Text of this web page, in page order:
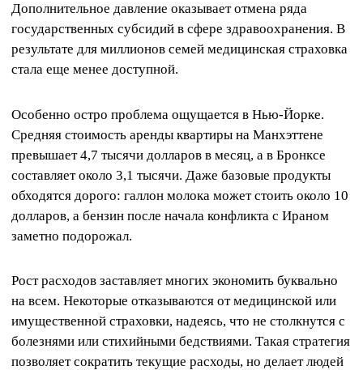
Дополнительное давление оказывает отмена ряда
государственных субсидий в сфере здравоохранения. В
результате для миллионов семей медицинская страховка
стала еще менее доступной.
Особенно остро проблема ощущается в Нью-Йорке.
Средняя стоимость аренды квартиры на Манхэттене
превышает 4,7 тысячи долларов в месяц, а в Бронксе
составляет около 3,1 тысячи. Даже базовые продукты
обходятся дорого: галлон молока может стоить около 10
долларов, а бензин после начала конфликта с Ираном
заметно подорожал.
Рост расходов заставляет многих экономить буквально
на всем. Некоторые отказываются от медицинской или
имущественной страховки, надеясь, что не столкнутся с
болезнями или стихийными бедствиями. Такая стратегия
позволяет сократить текущие расходы, но делает людей